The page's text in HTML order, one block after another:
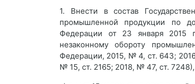
1. Внести в состав
промышленной продукции по
Федерации от 23 января 2015
незаконному обороту
Федерации, 2015, № 4, ст. 643;
№ 15, ст. 2165; 2018, № 47, ст.